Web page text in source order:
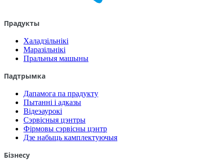
Прадукты
Халадзільнікі
Маразільнікі
Пральныя машыны
Падтрымка
Дапамога па прадукту
Пытанні і адказы
Відеэаурокі
Сэрвісныя цэнтры
Фірмовы сэрвісны цэнтр
Дзе набыць камплектуючыя
Бізнесу